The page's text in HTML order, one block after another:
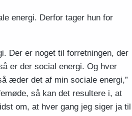
energi. Derfor tager hun for
Der er noget til forretningen, der
er der social energi. Og hver
æder det af min sociale energi,”
så kan det resultere i, at
om, at hver gang jeg siger ja til